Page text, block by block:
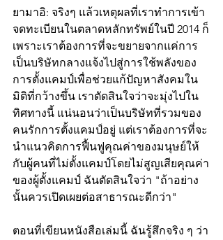
ยามาอิ: จริงๆ แล้วเหตุผลที่เราทำการเข้า
จดทะเบียนในตลาดหลักทรัพย์ในปี 2014 ก็
เพราะเราต้องการที่จะขยายจากแค่การ
เป็นบริษัทกลางแจ้งไปสู่การใช้พลังของ
การตั้งแคมป์เพื่อช่วยแก้ปัญหาสังคมใน
มิติที่กว้างขึ้น เราตัดสินใจว่าจะมุ่งไปใน
ทิศทางนี้ แน่นอนว่าเป็นบริษัทที่รวมของ
คนรักการตั้งแคมป์อยู่ แต่เราต้องการที่จะ
นำแนวคิดการฟื้นฟูคุณค่าของมนุษย์ให้
กับผู้คนที่ไม่ตั้งแคมป์โดยไม่สูญเสียคุณค่า
ของผู้ตั้งแคมป์ ฉันตัดสินใจว่า "ถ้าอย่าง
นั้นควรเปิดเผยต่อสาธารณะดีกว่า"
ตอนที่เขียนหนังสือเล่มนี้ ฉันรู้สึกจริง ๆ ว่า